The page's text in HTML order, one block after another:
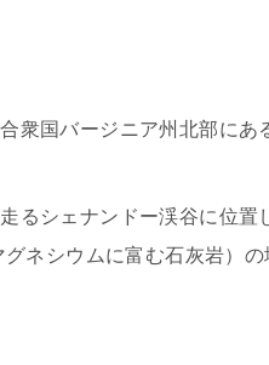
衆国バージニア州北部にあ
るシェナンドー渓谷に位
ネシウムに富む石灰岩）の